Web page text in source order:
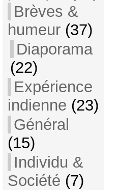
Brèves &
humeur(37)
Diaporama
(22)
Expérience
indienne (23)
Général
(15)
Individu &
Société (7)